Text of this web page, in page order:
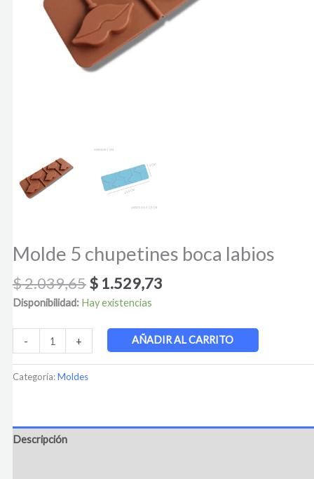
Molde 5 chupetines boca labios
$2.039,65$1.529,73
Disponibilidad: Hay existencias
- + AÑADIR AL CARRITO
Categoría:Moldes
Descripción